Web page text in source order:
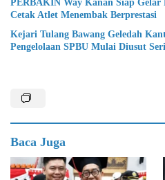
PERBAKIN Way Kanan Siap
Cetak Atlet Menembak Berprestasi
Kejari Tulang Bawang Geledah
Pengelolaan SPBU Mulai Diusut
Baca Juga